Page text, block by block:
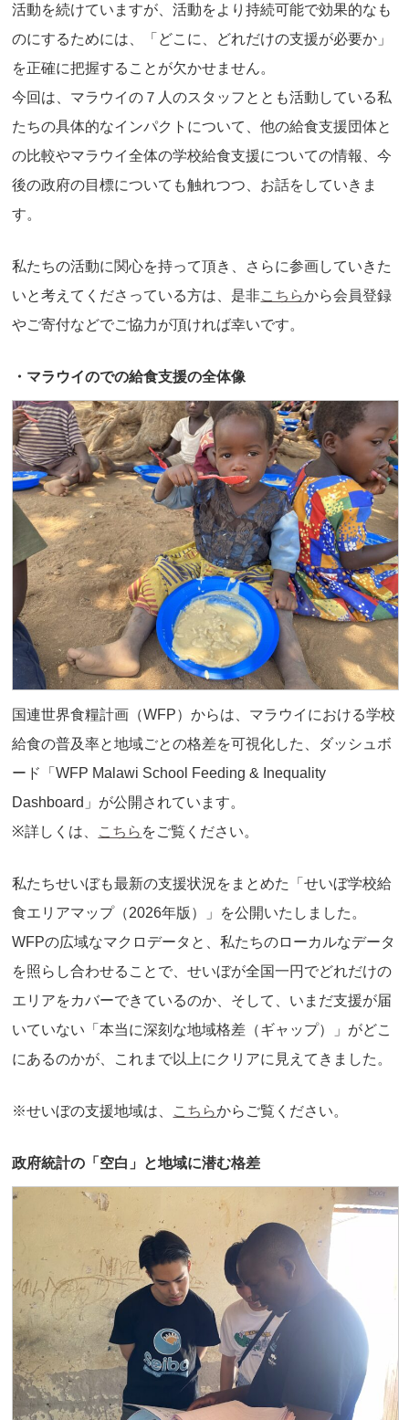
活動を続けていますが、活動をより持続可能で効果的なも
のにするためには、「どこに、どれだけの支援が必要か」
を正確に把握することが欠かせません。
今回は、マラウイの７人のスタッフととも活動している私
たちの具体的なインパクトについて、他の給食支援団体と
の比較やマラウイ全体の学校給食支援についての情報、今
後の政府の目標についても触れつつ、お話をしていきま
す。
私たちの活動に関心を持って頂き、さらに参画していきた
いと考えてくださっている方は、是非こちらから会員登録
やご寄付などでご協力が頂ければ幸いです。
・マラウイのでの給食支援の全体像
国連世界食糧計画（WFP）からは、マラウイにおける学校
給食の普及率と地域ごとの格差を可視化した、ダッシュボ
ード「WFP Malawi School Feeding & Inequality
Dashboard」が公開されています。
※詳しくは、 こちら をご覧ください。
私たちせいぼも最新の支援状況をまとめた「せいぼ学校給
食エリアマップ（2026年版）」を公開いたしました。
WFPの広域なマクロデータと、私たちのローカルなデータ
を照らし合わせることで、せいぼが全国一円でどれだけの
エリアをカバーできているのか、そして、いまだ支援が届
いていない「本当に深刻な地域格差（ギャップ）」がどこ
にあるのかが、これまで以上にクリアに見えてきました。
※せいぼの支援地域は、 こちらからご覧ください。
政府統計の「空白」と地域に潜む格差